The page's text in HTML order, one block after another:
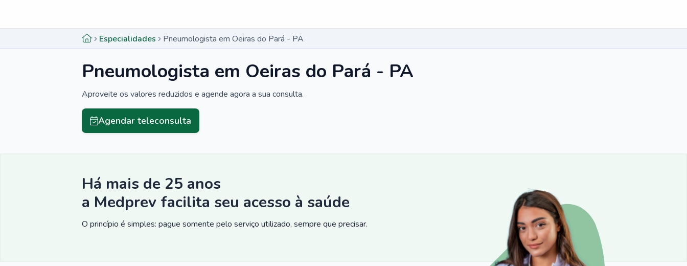
Especialidades Pneumologista em Oeiras do Pará - PA
Pneumologista em Oeiras do Pará - PA
Aproveite os valores reduzidos e agende agora a sua consulta.
Agendar teleconsulta
Há mais de 25 anos
a Medprev facilita seu acesso à saúde
O princípio é simples: pague somente pelo serviço utilizado, sempre que precisar.